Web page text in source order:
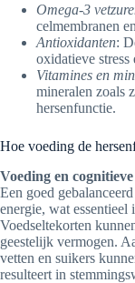
Omega-3
celmembranen
Antioxidanten:
oxidatieve
Vitamines en
mineralen zoals
hersenfunctie.
Hoe voeding de
Voeding en
Een goed
energie, wat essentieel
Voedseltekorten
geestelijk vermogen.
vetten en suikers
resulteert in